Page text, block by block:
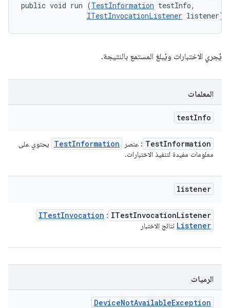
public void run (TestInformation testInfo,
ITestInvocationListener listener)
يُجري الاختبارات ويُبلغ المستمع بالنتيجة.
المعلمات
testInfo
TestInformation : عنصر TestInformation
يحتوي على
معلومات مفيدة لتنفيذ الاختبارات.
listener
ITestInvocationListener
:
ITestInvocation
Listener نتائج الاختبار
الرميات
DeviceNotAvailableException